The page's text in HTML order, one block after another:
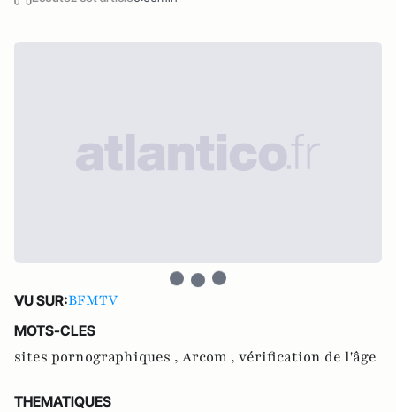
VU SUR:BFMTV
MOTS-CLES
sites pornographiques , Arcom , vérification de l'âge
THEMATIQUES